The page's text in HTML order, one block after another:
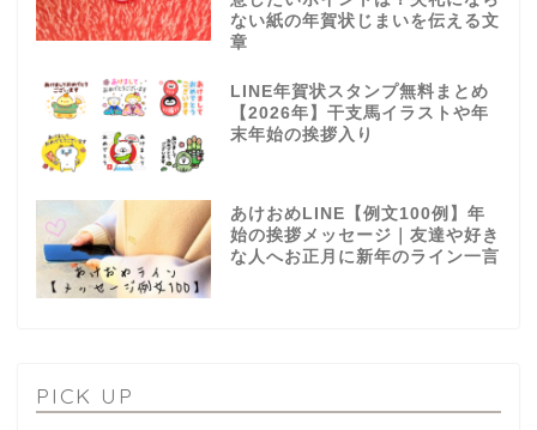
ない紙の年賀状じまいを伝える文
章
LINE年賀状スタンプ無料まとめ
【2026年】干支馬イラストや年
末年始の挨拶入り
あけおめLINE【例文100例】年
始の挨拶メッセージ｜友達や好き
な人へお正月に新年のライン一言
PICK UP